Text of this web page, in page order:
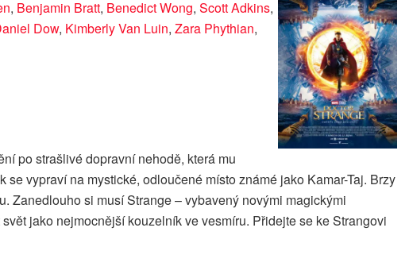
, Benjamin Bratt, Benedict Wong, Scott Adkins,
Dow, Kimberly Van Luin, Zara Phythian,
po strašlivé dopravní nehodě, která mu
vypraví na mystické, odloučené místo známé jako Kamar-Taj. Brzy
Zanedlouho si musí Strange – vybavený novými magickými
jako nejmocnější kouzelník ve vesmíru. Přidejte se ke Strangovi